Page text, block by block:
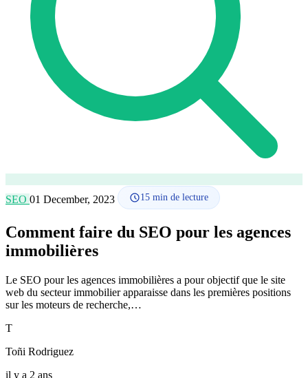
Langue
🇪🇸 ES
🇬🇧 EN
Se connecter
SEO 01 December, 2023 15 min de lecture
Comment faire du SEO pour les agences
immobilières
Le SEO pour les agences immobilières a pour objectif que le site
web du secteur immobilier apparaisse dans les premières positions
sur les moteurs de recherche,…
T
Toñi Rodriguez
il y a 2 ans